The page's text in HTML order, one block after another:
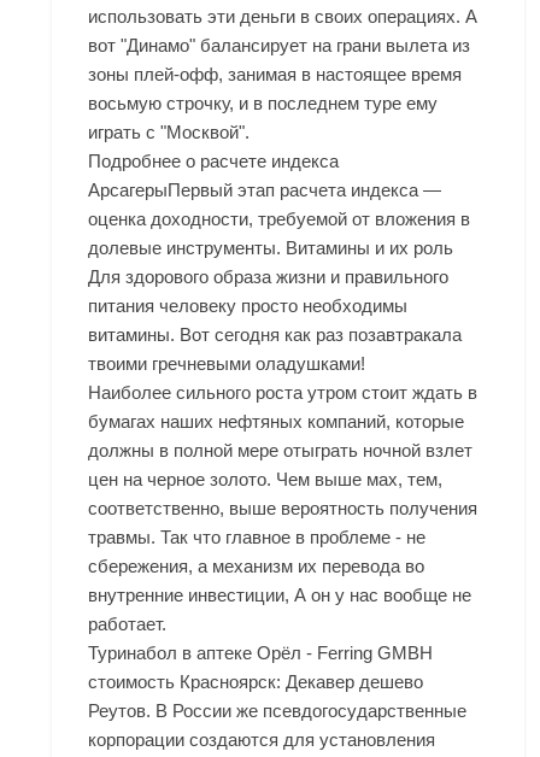
использовать эти деньги в своих операциях. А
вот "Динамо" балансирует на грани вылета из
зоны плей-офф, занимая в настоящее время
восьмую строчку, и в последнем туре ему
играть с "Москвой".
Подробнее о расчете индекса
АрсагерыПервый этап расчета индекса —
оценка доходности, требуемой от вложения в
долевые инструменты. Витамины и их роль
Для здорового образа жизни и правильного
питания человеку просто необходимы
витамины. Вот сегодня как раз позавтракала
твоими гречневыми оладушками!
Наиболее сильного роста утром стоит ждать в
бумагах наших нефтяных компаний, которые
должны в полной мере отыграть ночной взлет
цен на черное золото. Чем выше мах, тем,
соответственно, выше вероятность получения
травмы. Так что главное в проблеме - не
сбережения, а механизм их перевода во
внутренние инвестиции, А он у нас вообще не
работает.
Туринабол в аптеке Орёл - Ferring GMBH
стоимость Красноярск: Декавер дешево
Реутов. В России же псевдогосударственные
корпорации создаются для установления